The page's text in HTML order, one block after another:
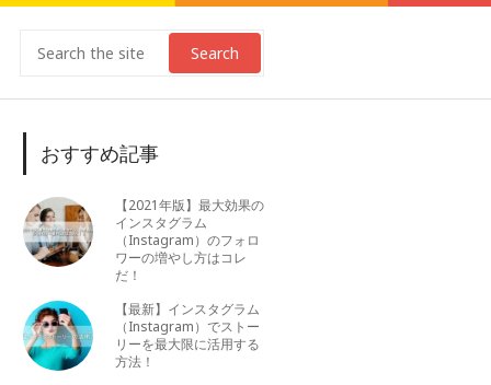
Search
おすすめ記事
【2021年版】最大効果の
インスタグラム
（Instagram）のフォロ
ワーの増やし方はコレ
だ！
【最新】インスタグラム
（Instagram）でストー
リーを最大限に活用する
方法！